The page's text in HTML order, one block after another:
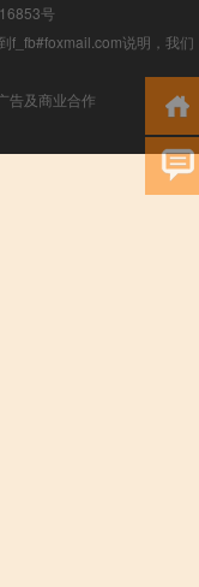
号
f_fb#foxmail.com说明，我们
告及商业合作